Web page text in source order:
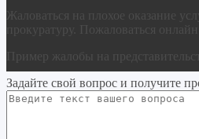
Жаловаться на плохое оказание
прокуратуру. Пожаловаться
Пример жалобы на
Задайте свой вопрос и получите